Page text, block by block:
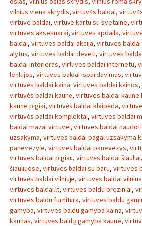
vilnius viena skrydis, virtuv4s baldai,
virtuve baldai, virtuve kartu su svetaine,
virtuves aksesuarai, virtuves apdaila,
baldai, virtuves baldai akcija, virtuves baldai
alytus, virtuves baldai deveti, virtuves
baldai interjeras, virtuves baldai internetu,
lenkijos, virtuves baldai ispardavimas,
virtuvės baldai kaina, virtuves baldai kainos,
virtuvės baldai kaune, virtuves baldai kaune
kaune pigiai, virtuvės baldai klaipėda,
virtuvės baldai komplektai, virtuves baldai
baldai mazai virtuvei, virtuves baldai naudoti
uzsakyma, virtuves baldai pagal uzsakyma
panevezyje, virtuves baldai panevezys,
virtuves baldai pigiau, virtuvės baldai šiauliai,
šiauliuose, virtuves baldai su baru, virtuves
virtuvės baldai vilniuje, virtuvės baldai vilnius
virtuves baldai.lt, virtuves baldu breziniai,
virtuves baldu furnitura, virtuves baldu
gamyba, virtuves baldu gamyba kaina,
kaunas, virtuvės baldų gamyba kaune,